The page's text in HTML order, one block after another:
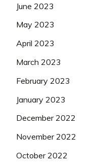
June 2023
May 2023
April 2023
March 2023
February 2023
January 2023
December 2022
November 2022
October 2022